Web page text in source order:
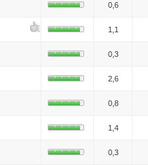
0,6
1,1
0,3
2,6
0,8
1,4
0,3